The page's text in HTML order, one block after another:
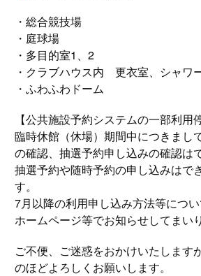
・総合競技場
・庭球場
・多目的室1、2
・クラブハウス内 更衣室、シャワ
・ふわふわドーム
【公共施設予約システムの一部利用
臨時休館（休場）期間中につきまし
の確認、抽選予約申し込みの確認は
抽選予約や随時予約の申し込みはで
す。
7月以降の利用申し込み方法等につ
ホームページ等でお知らせしてまい
ご不便、ご迷惑をおかけいたします
のほどよろしくお願いします。